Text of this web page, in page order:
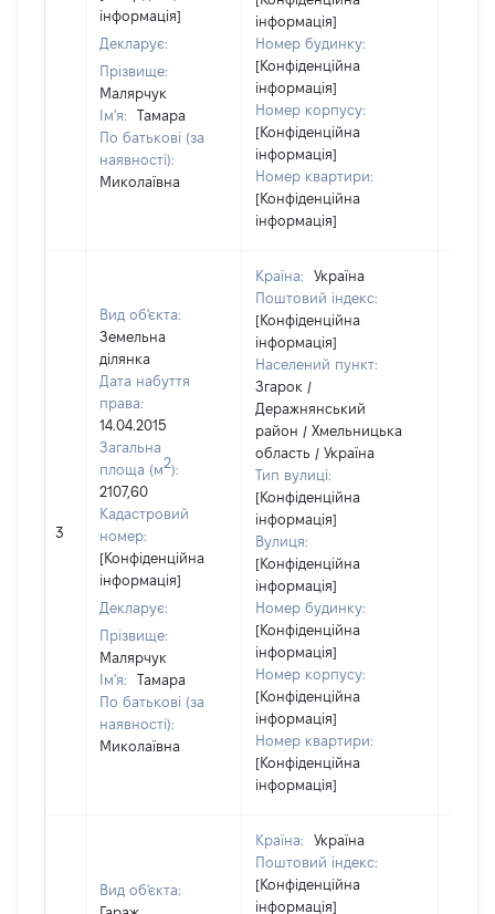
інформація]
Декларує:
Прізвище:
Малярчук
Ім'я:
Тамара
По батькові (за
наявності):
Миколаївна
інформація]
Номер будинку:
[Конфіденційна
інформація]
Номер корпусу:
[Конфіденційна
інформація]
Номер квартири:
[Конфіденційна
інформація]
3
Вид об'єкта:
Земельна
ділянка
Дата набуття
права:
14.04.2015
Загальна
площа (м2):
2107,60
Кадастровий
номер:
[Конфіденційна
інформація]
Декларує:
Прізвище:
Малярчук
Ім'я:
Тамара
По батькові (за
наявності):
Миколаївна
Країна:
Україна
Поштовий індекс:
[Конфіденційна
інформація]
Населений пункт:
Згарок /
Деражнянський
район / Хмельницька
область / Україна
Тип вулиці:
[Конфіденційна
інформація]
Вулиця:
[Конфіденційна
інформація]
Номер будинку:
[Конфіденційна
інформація]
Номер корпусу:
[Конфіденційна
інформація]
Номер квартири:
[Конфіденційна
інформація]
Вид об'єкта:
Країна:
Україна
Поштовий індекс:
[Конфіденційна
інформація]